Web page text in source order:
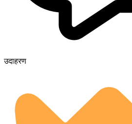
उदाहरण